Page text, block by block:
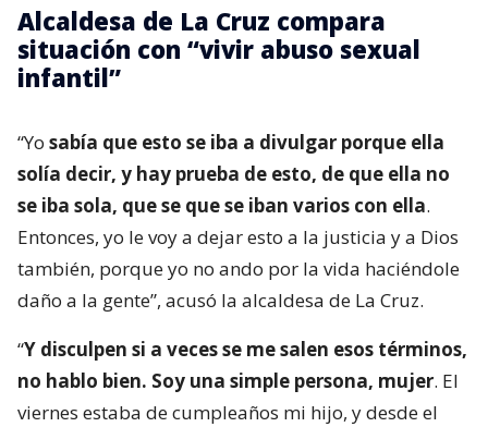
Alcaldesa de La Cruz compara
situación con “vivir abuso sexual
infantil”
“Yo sabía que esto se iba a divulgar porque ella
solía decir, y hay prueba de esto, de que ella no
se iba sola, que se que se iban varios con ella.
Entonces, yo le voy a dejar esto a la justicia y a Dios
también, porque yo no ando por la vida haciéndole
daño a la gente”, acusó la alcaldesa de La Cruz.
“Y disculpen si a veces se me salen esos términos,
no hablo bien. Soy una simple persona, mujer. El
viernes estaba de cumpleaños mi hijo, y desde el